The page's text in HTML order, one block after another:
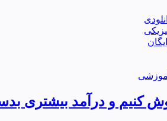
کنیم و درآمد بیشتری